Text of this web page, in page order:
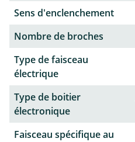
Sens d'enclenchement
Nombre de broches
Type de faisceau
électrique
Type de boitier
électronique
Faisceau spécifique au